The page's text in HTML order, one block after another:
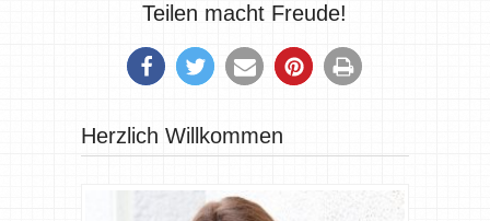
Teilen macht Freude!
Herzlich Willkommen